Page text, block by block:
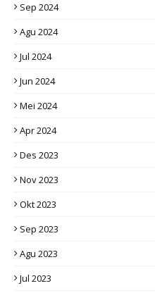
Sep 2024
Agu 2024
Jul 2024
Jun 2024
Mei 2024
Apr 2024
Des 2023
Nov 2023
Okt 2023
Sep 2023
Agu 2023
Jul 2023